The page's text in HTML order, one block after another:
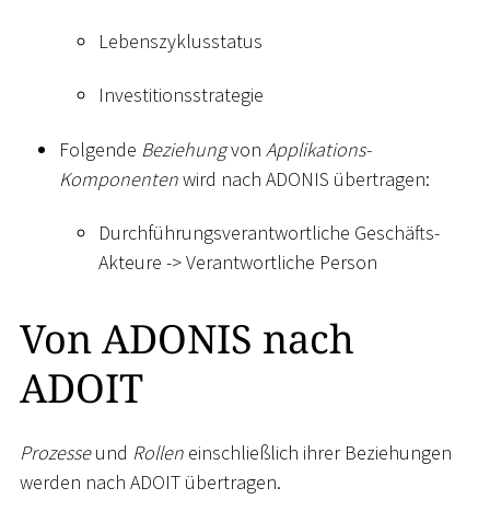
Lebenszyklusstatus
Investitionsstrategie
Folgende Beziehungvon Applikations-
Komponentenwird nach ADONIS übertragen:
Durchführungsverantwortliche Geschäfts-
Akteure ->Verantwortliche Person
Von ADONIS nach
ADOIT
Prozesseund Rollen einschließlich ihrer Beziehungen
werden nach ADOIT übertragen.